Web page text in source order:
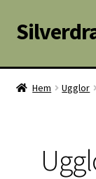
Hoppa
till
Hoppa
till
Hem
Hem Ugglor